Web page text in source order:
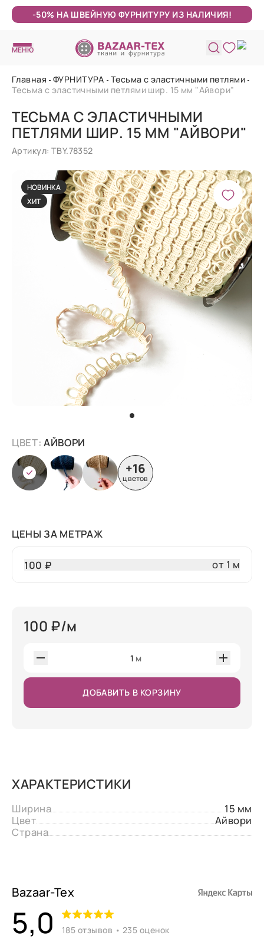
-50% НА ШВЕЙНУЮ ФУРНИТУРУ ИЗ НАЛИЧИЯ!
МЕНЮ
Главная ФУРНИТУРА
Тесьма с эластичными петлями
Тесьма с эластичными петлями шир. 15 мм "Айвори"
ТЕСЬМА С ЭЛАСТИЧНЫМИ
ПЕТЛЯМИ ШИР. 15 ММ "АЙВОРИ"
Артикул: TBY.78352
НОВИНКА
ХИТ
ЦВЕТ:АЙВОРИ
+16
цветов
ЦЕНЫ ЗА МЕТРАЖ
100 ₽ от 1 м
100 ₽/м
1 м
ДОБАВИТЬ В КОРЗИНУ
ХАРАКТЕРИСТИКИ
Ширина
15 мм
Цвет
Айвори
Страна
Bazaar-Tex
5,0 185 отзывов • 235 оценок